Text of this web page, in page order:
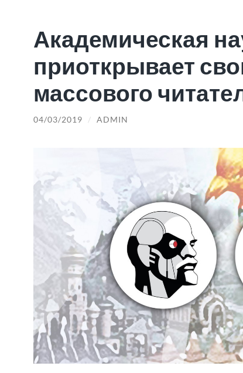
Академическая
приоткрывает
массового
04/03/2019 / ADMIN